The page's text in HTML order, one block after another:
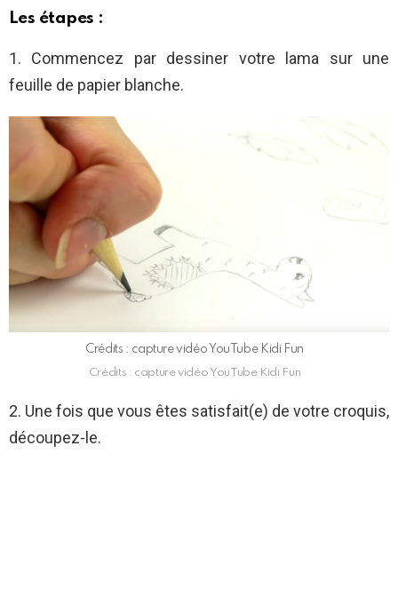
Les étapes :
1. Commencez par dessiner votre lama sur une
feuille de papier blanche.
Crédits : capture vidéo YouTube Kidi Fun
Crédits : capture vidéo YouTube Kidi Fun
2. Une fois que vous êtes satisfait(e) de votre croquis,
découpez-le.